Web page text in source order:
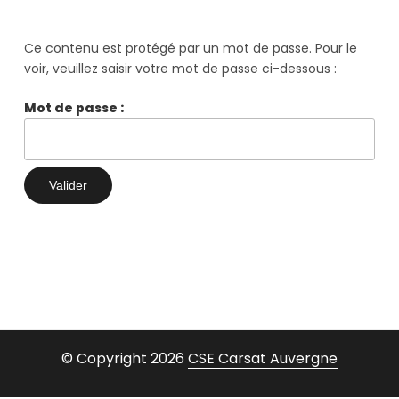
Ce contenu est protégé par un mot de passe. Pour le
voir, veuillez saisir votre mot de passe ci-dessous :
Mot de passe :
© Copyright 2026 CSE Carsat Auvergne